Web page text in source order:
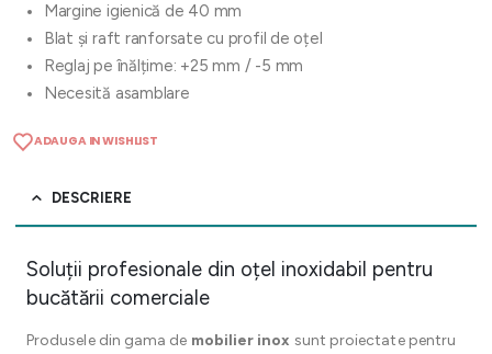
Margine igienică de 40 mm
Blat și raft ranforsate cu profil de oțel
Reglaj pe înălțime: +25 mm / -5 mm
Necesită asamblare
ADAUGA IN WISHLIST
DESCRIERE
Soluții profesionale din oțel inoxidabil pentru
bucătării comerciale
Produsele din gama de mobilier inox sunt proiectate pentru